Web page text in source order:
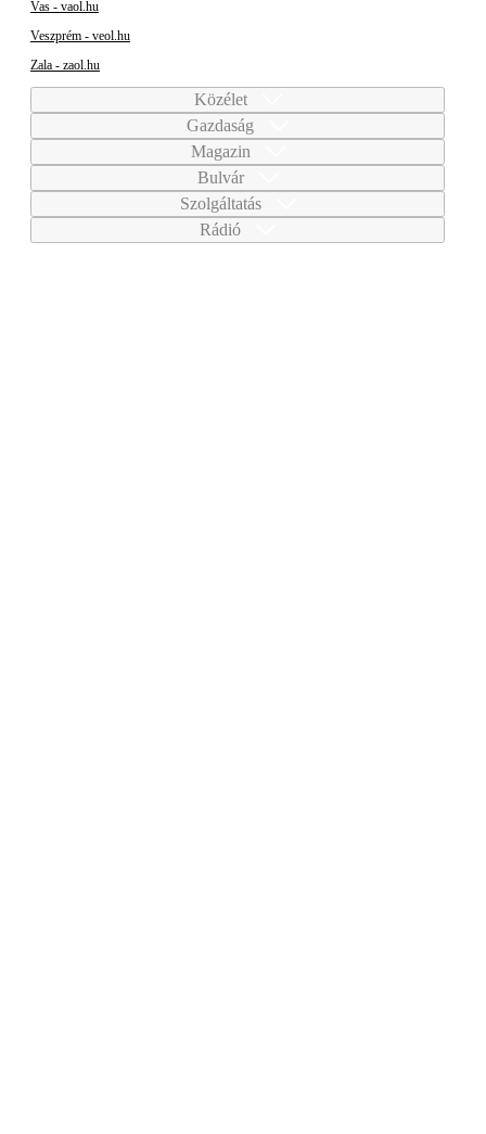
Vas - vaol.hu
Veszprém - veol.hu
Zala - zaol.hu
Közélet
Gazdaság
Magazin
Bulvár
Szolgáltatás
Rádió